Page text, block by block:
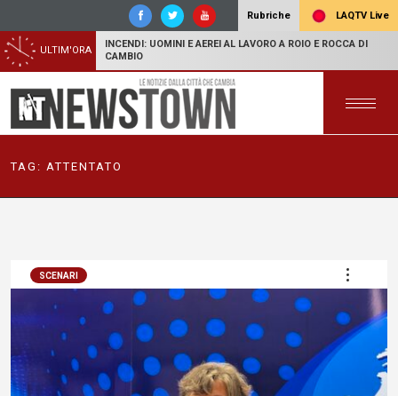
Rubriche LAQTV Live
ULTIM'ORA
INCENDI: UOMINI E AEREI AL LAVORO A ROIO E ROCCA DI
CAMBIO
TAG: ATTENTATO
SCENARI